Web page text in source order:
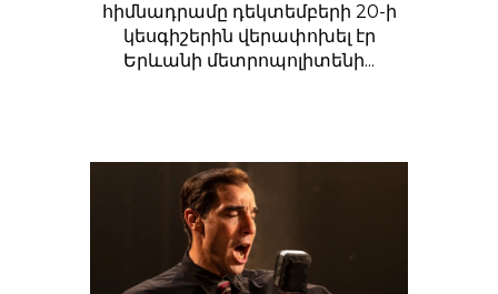
հիմնադրամը դեկտեմբերի 20-ի
կեսգիշերին վերափոխել էր
Երևանի մետրոպոլիտենի...